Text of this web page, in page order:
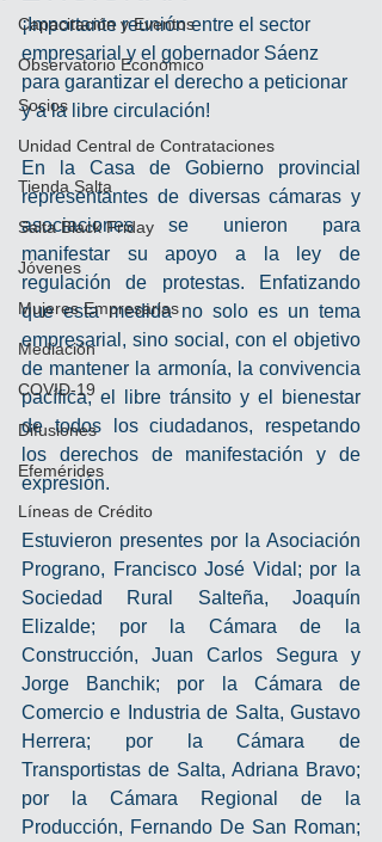
Capacitación y Eventos
Observatorio Económico
Socios
Unidad Central de Contrataciones
Tienda Salta
Salta Black Friday
Jóvenes
Mujeres Empresarias
Mediación
COVID-19
Difusiones
Efemérides
Líneas de Crédito
¡Importante reunión entre el sector
empresarial y el gobernador Sáenz
para garantizar el derecho a peticionar
y a la libre circulación!
En la Casa de Gobierno provincial
representantes de diversas cámaras y
asociaciones se unieron para
manifestar su apoyo a la ley de
regulación de protestas. Enfatizando
que esta medida no solo es un tema
empresarial, sino social, con el objetivo
de mantener la armonía, la convivencia
pacífica, el libre tránsito y el bienestar
de todos los ciudadanos, respetando
los derechos de manifestación y de
expresión.
Estuvieron presentes por la Asociación
Prograno, Francisco José Vidal; por la
Sociedad Rural Salteña, Joaquín
Elizalde; por la Cámara de la
Construcción, Juan Carlos Segura y
Jorge Banchik; por la Cámara de
Comercio e Industria de Salta, Gustavo
Herrera; por la Cámara de
Transportistas de Salta, Adriana Bravo;
por la Cámara Regional de la
Producción, Fernando De San Roman;